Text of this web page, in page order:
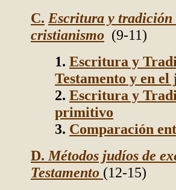
C. Escritura y
cristianismo (9-11)
1. Escritura y
Testamento y en el
2. Escritura y
primitivo
3. Comparación
D. Métodos judíos de
Testamento (12-15)